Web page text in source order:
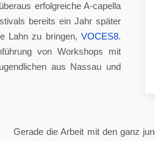
erfolgreiche A-capella
bereits ein Jahr später
Lahn zu bringen, VOCES8.
von Workshops mit
aus Nassau und
Gerade die Arbeit mit den ganz